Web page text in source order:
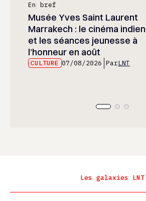
En bref
Musée Yves Saint Laurent
Marrakech : le cinéma indien
et les séances jeunesse à
l’honneur en août
CULTURE 07/08/2026 ParLNT
Les galaxies LNT